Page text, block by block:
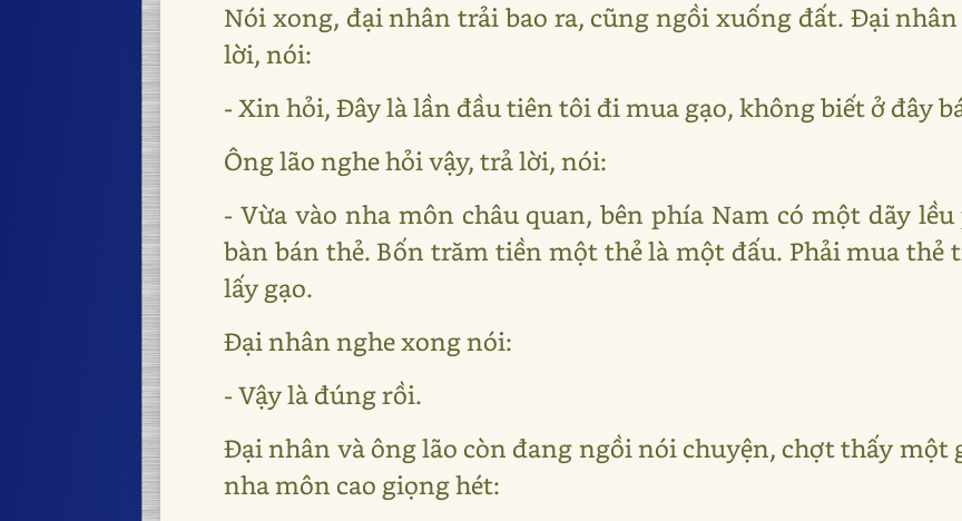
Nói xong, đại nhân trải bao ra, cũng ngồi xuống đất. Đại
lời, nói:
- Xin hỏi, Đây là lần đầu tiên tôi đi mua gạo, không biết ở đây
Ông lão nghe hỏi vậy, trả lời, nói:
- Vừa vào nha môn châu quan, bên phía Nam có một dãy
bàn bán thẻ. Bốn trăm tiền một thẻ là một đấu. Phải mua thẻ
lấy gạo.
Đại nhân nghe xong nói:
- Vậy là đúng rồi.
Đại nhân và ông lão còn đang ngồi nói chuyện, chợt thấy một
nha môn cao giọng hét: